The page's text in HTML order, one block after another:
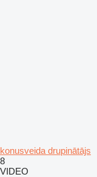
konusveida drupinātājs
8
VIDEO